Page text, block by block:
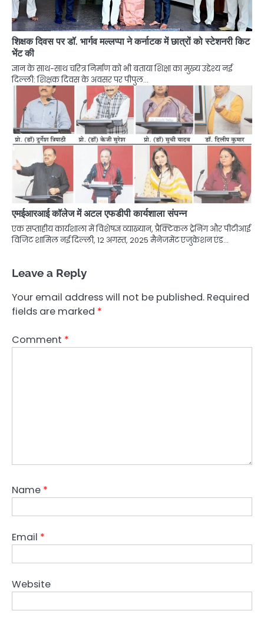
शिक्षक दिवस पर डॉ. भार्गव मल्लप्पा ने कर्नाटक में छात्रों को स्टेशनरी किट
भेंट की
ज्ञान के साथ-साथ चरित्र निर्माण को भी बताया शिक्षा का मुख्य उद्देश्य नई
दिल्ली: शिक्षक दिवस के अवसर पर पीपुल…
एमईआरआई कॉलेज में अटल एफडीपी कार्यशाला संपन्न
एक सप्ताहीय कार्यशाला में विशेषज्ञ व्याख्यान, प्रैक्टिकल ट्रेनिंग और पीटीआई
विजिट शामिल नई दिल्ली, 12 अगस्त, 2025 मैनेजमेंट एजुकेशन एंड…
Leave a Reply
Your email address will not be published. Required
fields are marked *
Comment *
Name *
Email *
Website